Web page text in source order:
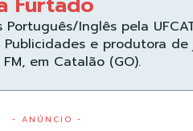
Português/Inglês pela
e produtora de
em Catalão (GO).
- ANÚNCIO -